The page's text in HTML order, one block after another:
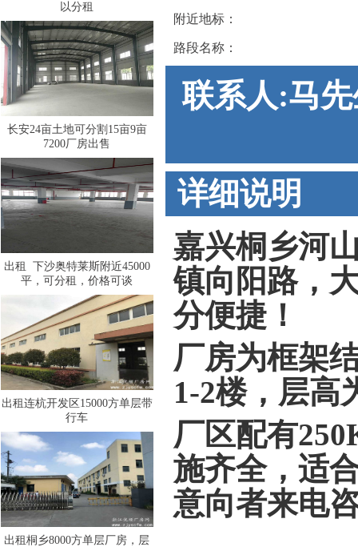
以分租
长安24亩土地可分割15亩9亩
7200厂房出售
出租 下沙奥特莱斯附近45000
平，可分租，价格可谈
出租连杭开发区15000方单层带
行车
出租桐乡8000方单层厂房，层
附近地标：
路段名称：
联系人:马
详细说明
嘉兴桐乡河
镇向阳路，
分便捷！
厂房为框架
1-2楼，层高
厂区配有
施齐全，适
意向者来电